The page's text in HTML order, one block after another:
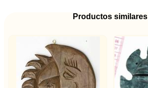
Productos similares